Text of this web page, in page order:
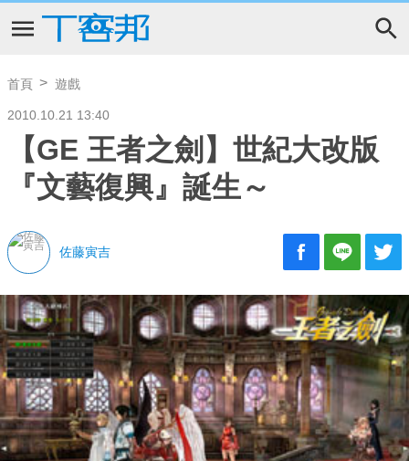
首頁 遊戲
2010.10.21 13:40
【GE 王者之劍】世紀大改版
『文藝復興』誕生～
佐藤寅吉